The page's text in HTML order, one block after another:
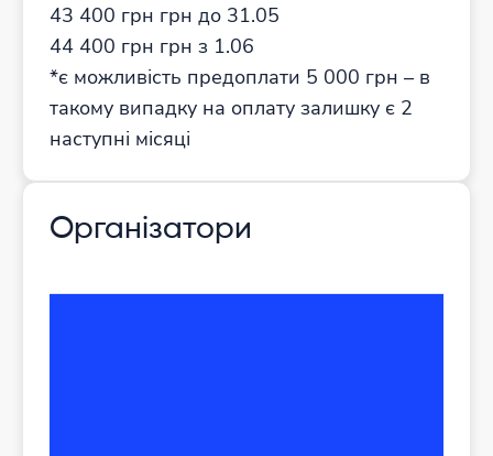
43 400 грн грн до 31.05
44 400 грн грн з 1.06
*є можливість предоплати 5 000 грн – в
такому випадку на оплату залишку є 2
наступні місяці
Організатори